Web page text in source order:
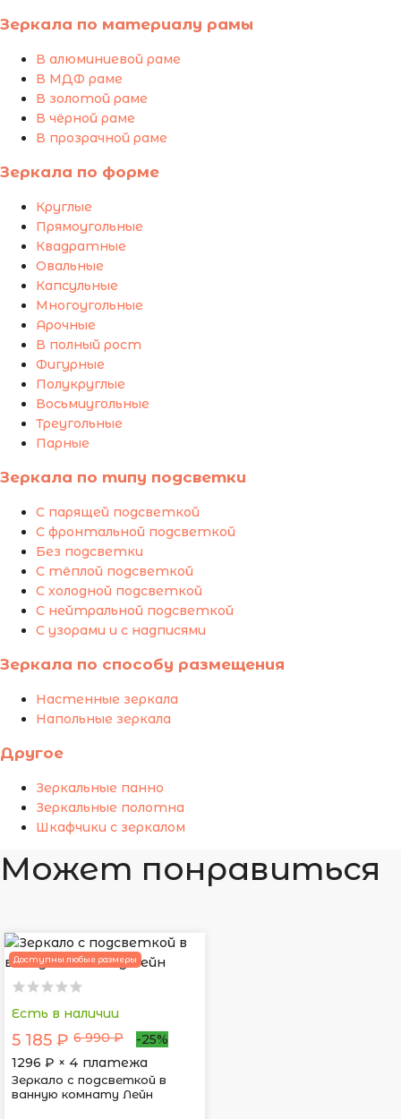
Зеркала по материалу рамы
В алюминиевой раме
В МДФ раме
В золотой раме
В чёрной раме
В прозрачной раме
Зеркала по форме
Круглые
Прямоугольные
Квадратные
Овальные
Капсульные
Многоугольные
Арочные
В полный рост
Фигурные
Полукруглые
Восьмиугольные
Треугольные
Парные
Зеркала по типу подсветки
С парящей подсветкой
С фронтальной подсветкой
Без подсветки
С тёплой подсветкой
С холодной подсветкой
С нейтральной подсветкой
С узорами и с надписями
Зеркала по способу размещения
Настенные зеркала
Напольные зеркала
Другое
Зеркальные панно
Зеркальные полотна
Шкафчики с зеркалом
Может понравиться
Доступны любые размеры
Есть в наличии
5 185 ₽ 6 990 ₽
-25%
1296 ₽ × 4 платежа
Зеркало с подсветкой в
ванную комнату Лейн